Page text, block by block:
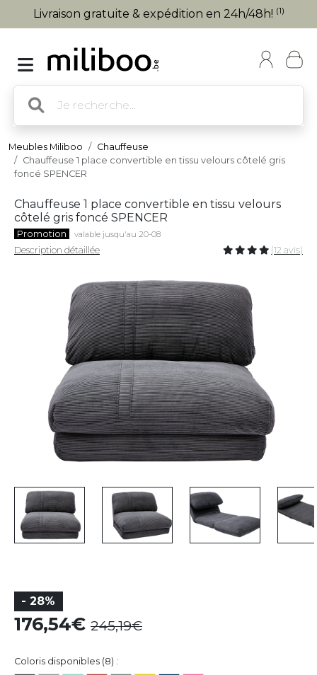
Livraison gratuite & expédition en 24h/48h! (1)
Meubles Miliboo
Chauffeuse
Chauffeuse 1 place convertible en tissu velours côtelé gris
foncé SPENCER
Chauffeuse 1 place convertible en tissu velours
côtelé gris foncé SPENCER
Promotion valable jusqu'au 20-08
Description détaillée (12 avis)
- 28%
176,54 245,19
Coloris disponibles (8) :